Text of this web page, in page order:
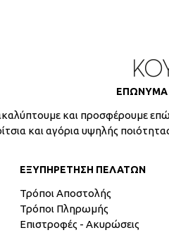
ΕΠΩΝΥΜΑ
και προσφέρουμε
και αγόρια υψηλής
ΕΞΥΠΗΡΕΤΗΣΗ ΠΕΛΑΤΩΝ
Τρόποι Αποστολής
Τρόποι Πληρωμής
Επιστροφές - Ακυρώσεις